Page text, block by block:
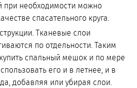
при необходимости можно
спасательного круга.
Тканевые слои
по отдельности. Таким
спальный мешок и по мере
его и в летнее, и в
добавляя или убирая слои.